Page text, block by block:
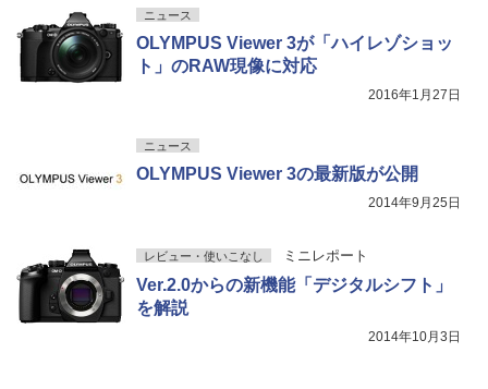
ニュース
OLYMPUS Viewer 3が「ハイレゾショッ
ト」のRAW現像に対応
2016年1月27日
ニュース
OLYMPUS Viewer 3の最新版が公開
2014年9月25日
レビュー・使いこなし ミニレポート
Ver.2.0からの新機能「デジタルシフト」
を解説
2014年10月3日